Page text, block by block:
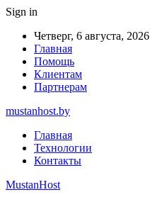
Sign in
Четверг, 6 августа, 2026
Главная
Помощь
Клиентам
Партнерам
mustanhost.by
Главная
Технологии
Контакты
MustanHost